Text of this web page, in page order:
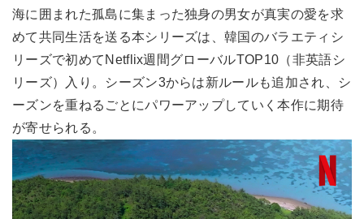
海に囲まれた孤島に集まった独身の男女が真実の愛を求
めて共同生活を送る本シリーズは、韓国のバラエティシ
リーズで初めてNetflix週間グローバルTOP10（非英語シ
リーズ）入り。シーズン3からは新ルールも追加され、シ
ーズンを重ねるごとにパワーアップしていく本作に期待
が寄せられる。